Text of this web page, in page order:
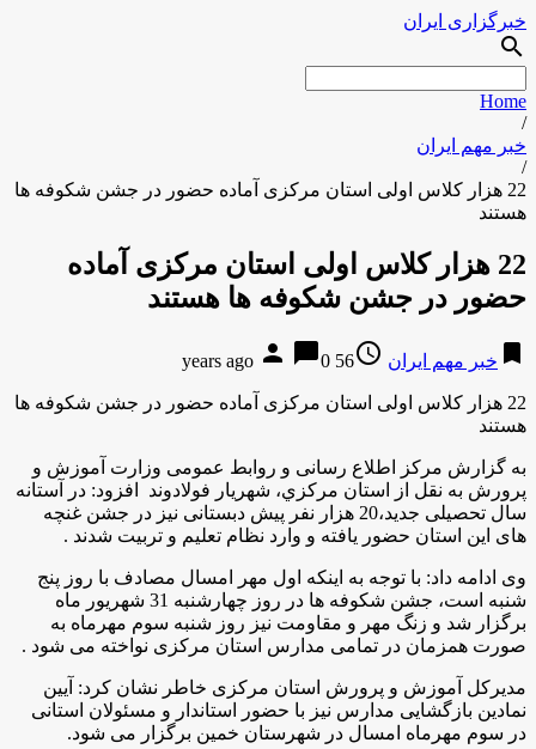
خبرگزاری ایران
search
Home
/
خبر مهم ایران
/
22 هزار کلاس اولی استان مرکزی آماده حضور در جشن شکوفه ها
هستند
22 هزار کلاس اولی استان مرکزی آماده
حضور در جشن شکوفه ها هستند
bookmark خبر مهم ایران access_time
56 years ago
person chat_bubble0
22 هزار کلاس اولی استان مرکزی آماده حضور در جشن شکوفه ها
هستند
به گزارش مركز اطلاع رسانی و روابط عمومی وزارت آموزش و
پرورش به نقل از استان مركزي، شهریار فولادوند افزود: در آستانه
سال تحصیلی جدید،20 هزار نفر پیش دبستانی نیز در جشن غنچه
های این استان حضور یافته و وارد نظام تعلیم و تربیت شدند .
وی ادامه داد: با توجه به اینکه اول مهر امسال مصادف با روز پنج
شنبه است، جشن شکوفه ها در روز چهارشنبه 31 شهریور ماه
برگزار شد و زنگ مهر و مقاومت نیز روز شنبه سوم مهرماه به
صورت همزمان در تمامی مدارس استان مرکزی نواخته می شود .
مدیرکل آموزش و پرورش استان مرکزی خاطر نشان کرد: آیین
نمادین بازگشایی مدارس نیز با حضور استاندار و مسئولان استانی
در سوم مهرماه امسال در شهرستان خمین برگزار می شود.